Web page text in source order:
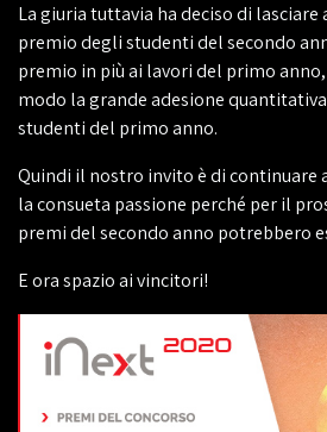
La giuria tuttavia ha deciso di
premio degli studenti del secondo
premio in più ai lavori del primo
modo la grande adesione
studenti del primo anno.
Quindi il nostro invito è di continuare
la consueta passione perché per il
premi del secondo anno potrebbero
E ora spazio ai vincitori!